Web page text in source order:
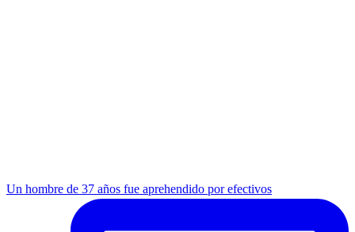
Un hombre de 37 años fue aprehendido por efectivos